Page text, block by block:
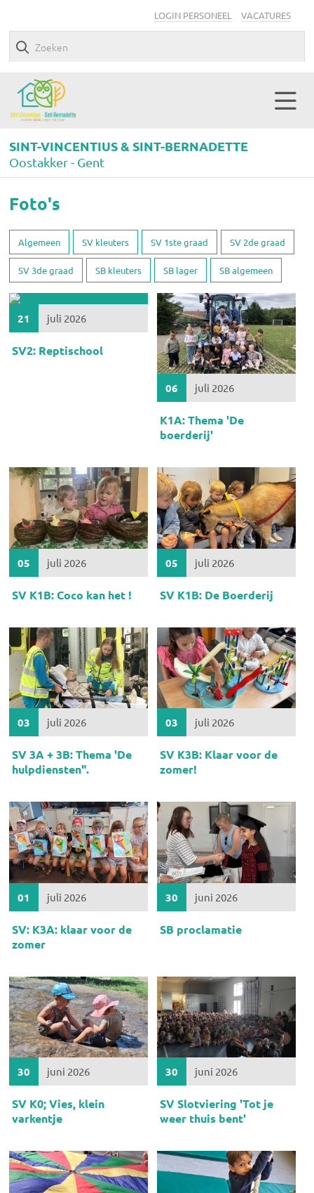
LOGIN PERSONEEL VACATURES
SINT-VINCENTIUS & SINT-BERNADETTE
Oostakker - Gent
Foto's
Algemeen SV kleuters SV 1ste graad SV 2de graad
SV 3de graad SB kleuters SB lager SB algemeen
21 juli 2026
SV2: Reptischool
06 juli 2026
K1A: Thema 'De
boerderij'
05 juli 2026
SV K1B: Coco kan het !
05 juli 2026
SV K1B: De Boerderij
03 juli 2026
SV 3A + 3B: Thema 'De
hulpdiensten".
03 juli 2026
SV K3B: Klaar voor de
zomer!
01 juli 2026
SV: K3A: klaar voor de
zomer
30 juni 2026
SB proclamatie
30 juni 2026
SV K0; Vies, klein
varkentje
30 juni 2026
SV Slotviering 'Tot je
weer thuis bent'